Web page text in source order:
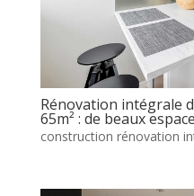
Rénovation intégrale
65m² : de beaux
construction rénovation